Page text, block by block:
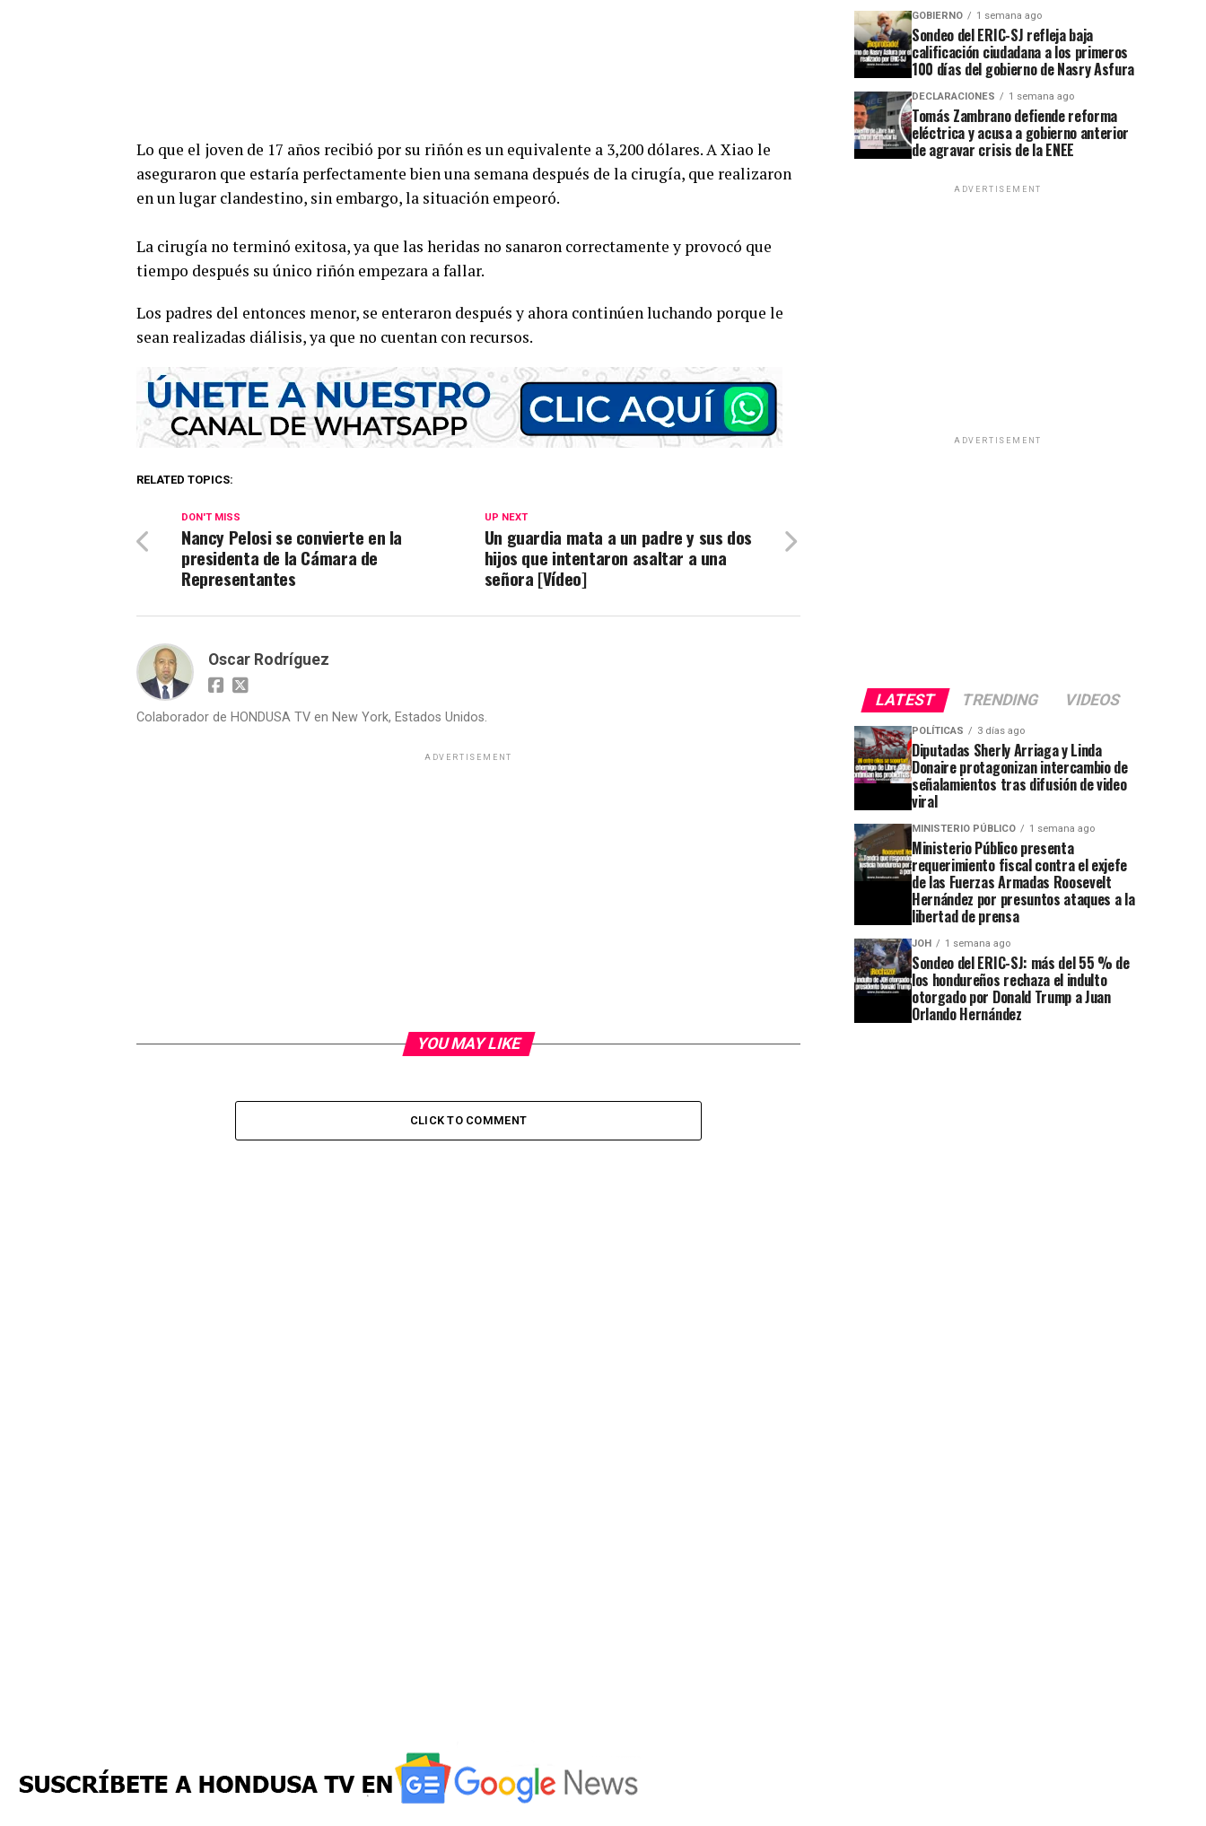
Lo que el joven de 17 años recibió por su riñón es un equivalente a 3,200 dólares. A Xiao le
aseguraron que estaría perfectamente bien una semana después de la cirugía, que realizaron
en un lugar clandestino, sin embargo, la situación empeoró.
La cirugía no terminó exitosa, ya que las heridas no sanaron correctamente y provocó que
tiempo después su único riñón empezara a fallar.
Los padres del entonces menor, se enteraron después y ahora continúen luchando porque le
sean realizadas diálisis, ya que no cuentan con recursos.
RELATED TOPICS:
UP NEXT
Un guardia mata a un padre y sus dos
hijos que intentaron asaltar a una
señora [Vídeo]
DON'T MISS
Nancy Pelosi se convierte en la
presidenta de la Cámara de
Representantes
Oscar Rodríguez
Colaborador de HONDUSA TV en New York, Estados Unidos.
ADVERTISEMENT
YOU MAY LIKE
CLICK TO COMMENT
GOBIERNO 1 semana ago
Sondeo del ERIC-SJ refleja baja
calificación ciudadana a los primeros
100 días del gobierno de Nasry Asfura
DECLARACIONES 1 semana ago
Tomás Zambrano defiende reforma
eléctrica y acusa a gobierno anterior
de agravar crisis de la ENEE
ADVERTISEMENT
ADVERTISEMENT
LATEST TRENDING VIDEOS
POLÍTICAS 3 días ago
Diputadas Sherly Arriaga y Linda
Donaire protagonizan intercambio de
señalamientos tras difusión de video
viral
MINISTERIO PÚBLICO 1 semana ago
Ministerio Público presenta
requerimiento fiscal contra el exjefe
de las Fuerzas Armadas Roosevelt
Hernández por presuntos ataques a la
libertad de prensa
JOH 1 semana ago
Sondeo del ERIC-SJ: más del 55 % de
los hondureños rechaza el indulto
otorgado por Donald Trump a Juan
Orlando Hernández